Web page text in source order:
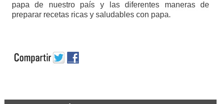
papa de nuestro país y las diferentes maneras de
preparar recetas ricas y saludables con papa.